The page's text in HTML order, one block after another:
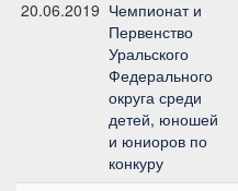
20.06.2019 Чемпионат и
Первенство
Уральского
Федерального
округа среди
детей, юношей
и юниоров по
конкуру